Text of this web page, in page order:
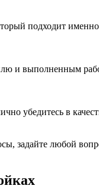
подходит
и выполненным
убедитесь в
задайте любой